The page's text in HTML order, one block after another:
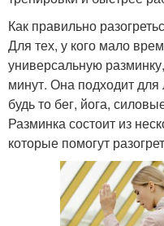
Как правильно
Для тех, у кого мало
универсальную
минут. Она подходит
будь то бег, йога,
Разминка состоит из
которые помогут